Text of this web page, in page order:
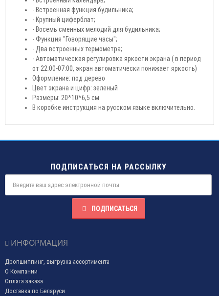
- Встроенная функция будильника;
- Крупный циферблат;
- Восемь сменных мелодий для будильника;
- Функция "Говорящие часы";
- Два встроенных термометра;
- Автоматическая регулировка яркости экрана ( в период
от 22:00-07:00, экран автоматически понижает яркость)
Оформление: под дерево
Цвет экрана и цифр: зеленый
Размеры: 20*10*6,5 см
В коробке инструкция на русском языке включительно.
ПОДПИСАТЬСЯ НА РАССЫЛКУ
ПОДПИСАТЬСЯ
ИНФОРМАЦИЯ
Дропшиппинг, выгрузка ассортимента
О Компании
Оплата заказа
Доставка по Беларуси